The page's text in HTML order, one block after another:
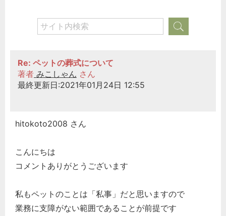
Re: ペットの葬式について
著者 みこしゃん さん
最終更新日:2021年01月24日 12:55
hitokoto2008 さん
こんにちは
コメントありがとうございます
私もペットのことは「私事」だと思いますので
業務に支障がない範囲であることが前提です